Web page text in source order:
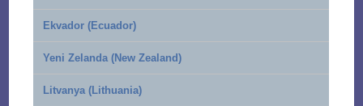
Ekvador (Ecuador)
Yeni Zelanda (New Zealand)
Litvanya (Lithuania)